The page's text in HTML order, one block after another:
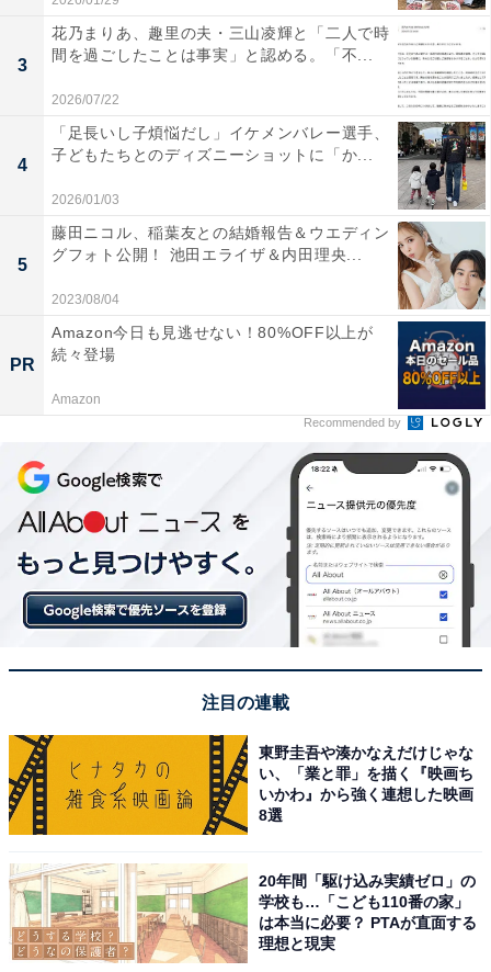
3
花乃まりあ、趣里の夫・三山凌輝と「二人で時
間を過ごしたことは事実」と認める。「不...
2026/07/22
4
「足長いし子煩悩だし」イケメンバレー選手、
子どもたちとのディズニーショットに「か...
2026/01/03
5
藤田ニコル、稲葉友との結婚報告＆ウエディン
グフォト公開！ 池田エライザ＆内田理央...
2023/08/04
PR
Amazon今日も見逃せない！80%OFF以上が
続々登場
Amazon
Recommended by
注目の連載
東野圭吾や湊かなえだけじゃな
い、「業と罪」を描く『映画ち
いかわ』から強く連想した映画
8選
20年間「駆け込み実績ゼロ」の
学校も…「こども110番の家」
は本当に必要？ PTAが直面する
理想と現実